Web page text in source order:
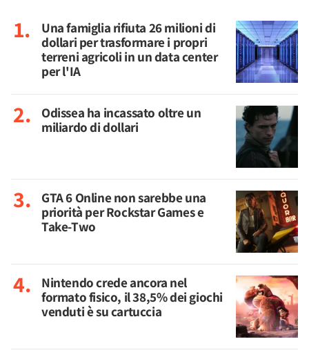
Una famiglia rifiuta 26 milioni di
dollari per trasformare i propri
terreni agricoli in un data center
per l'IA
Odissea ha incassato oltre un
miliardo di dollari
GTA 6 Online non sarebbe una
priorità per Rockstar Games e
Take-Two
Nintendo crede ancora nel
formato fisico, il 38,5% dei giochi
venduti è su cartuccia